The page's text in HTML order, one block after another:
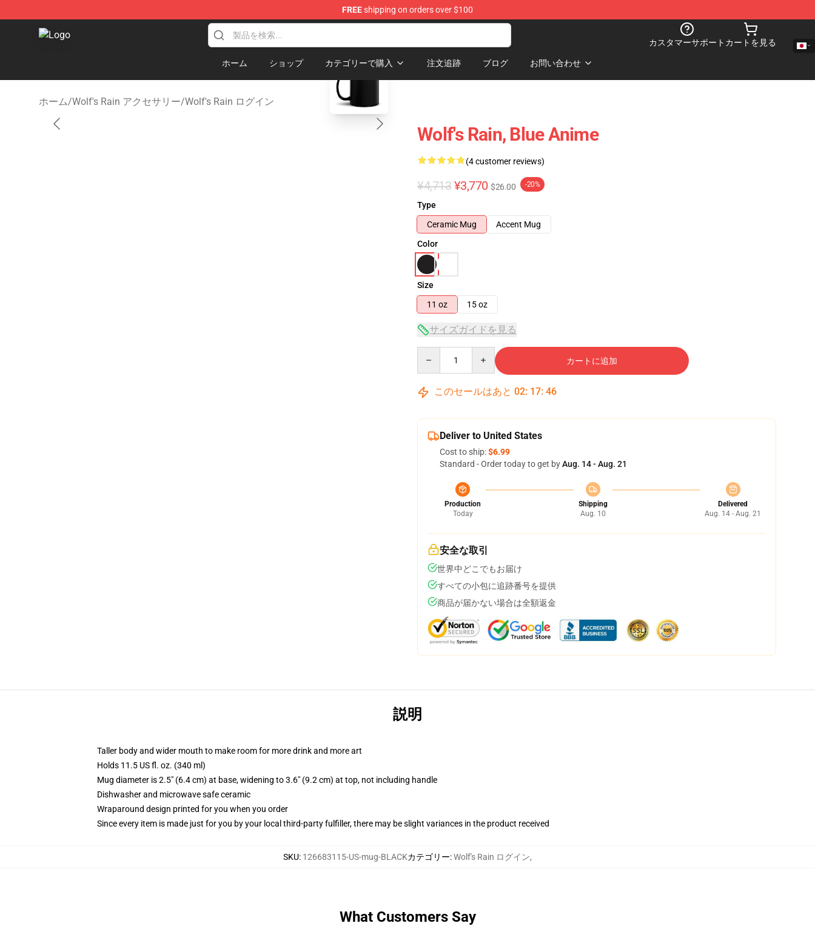
FREEshipping on orders over $100
Wolf's Rain Shop - Official Wolf's Rain Merchandise Store
カスタマーサポート カートを見る
ホーム ショップ カテゴリーで購入 注文追跡 ブログ お問い合わせ
ホーム/Wolf's Rain アクセサリー/Wolf's Rain ログイン
blank template
Wolf's Rain, Blue Anime
(4 customer reviews)
¥4,713 ¥3,770 $26.00 -20%
Type
Ceramic Mug
Accent Mug
Color
Size
11 oz
15 oz
サイズガイドを見る
カートに追加
このセールはあと 02: 17: 45
Deliver to United States
Cost to ship:$6.99
Standard - Order today to get byAug. 14 - Aug. 21
Production
Today
Shipping
Aug. 10
Delivered
Aug. 14 - Aug. 21
安全な取引
世界中どこでもお届け
すべての小包に追跡番号を提供
商品が届かない場合は全額返金
説明
Taller body and wider mouth to make room for more drink and more art
Holds 11.5 US fl. oz. (340 ml)
Mug diameter is 2.5" (6.4 cm) at base, widening to 3.6" (9.2 cm) at top, not including handle
Dishwasher and microwave safe ceramic
Wraparound design printed for you when you order
Since every item is made just for you by your local third-party fulfiller, there may be slight variances in the product received
SKU: 126683115-US-mug-BLACKカテゴリー:Wolf's Rain ログイン,
What Customers Say